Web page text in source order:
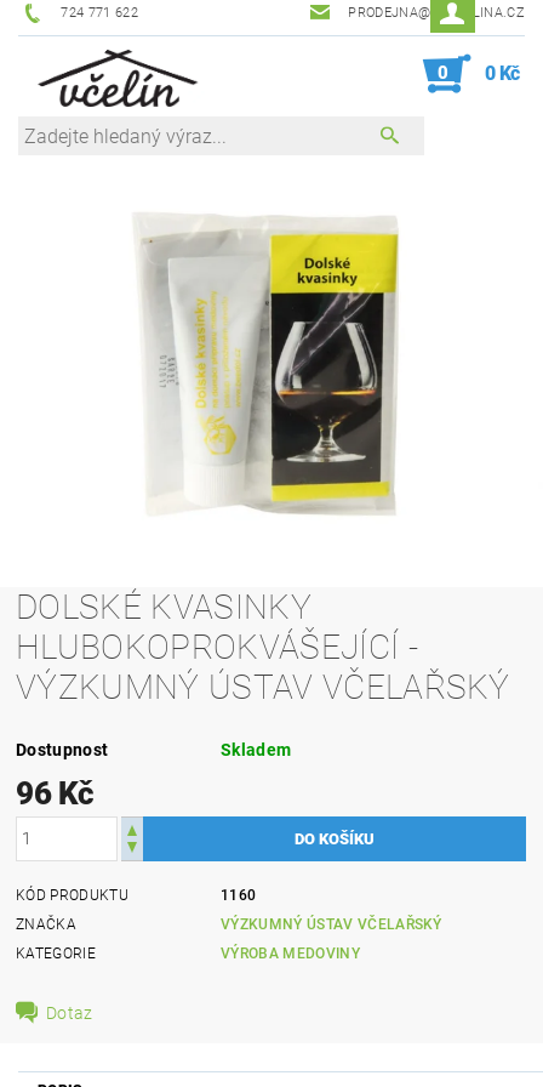
724 771 622 PRODEJNA@ZEVCELINA.CZ
0 0 Kč
DOLSKÉ KVASINKY
HLUBOKOPROKVÁŠEJÍCÍ -
VÝZKUMNÝ ÚSTAV VČELAŘSKÝ
Dostupnost Skladem
96 Kč
KÓD PRODUKTU
1160
ZNAČKA
VÝZKUMNÝ ÚSTAV VČELAŘSKÝ
KATEGORIE
VÝROBA MEDOVINY
Dotaz